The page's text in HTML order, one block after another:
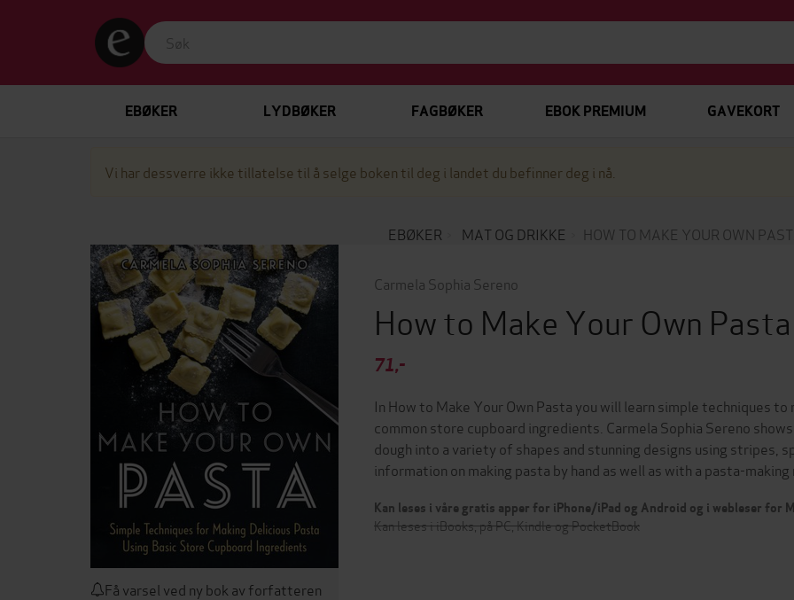
EBØKER LYDBØKER FAGBØKER EBOK PREMIUM GAVEKORT
Vi har dessverre ikke tillatelse til å selge boken til deg i landet du befinner deg i nå.
EBØKER MAT OG DRIKKE HOW TO MAKE YOUR OWN
Få varsel ved ny bok av forfatteren
Carmela Sophia Sereno
How to Make Your Own Pasta
71,-
In How to Make Your Own Pasta you will learn simple techniques
common store cupboard ingredients. Carmela Sophia Sereno
dough into a variety of shapes and stunning designs using stripes,
information on making pasta by hand as well as with a pasta-making
Kan leses i våre gratis apper for iPhone/iPad og Android og i webleser for
Kan leses i iBooks, på PC, Kindle og PocketBook